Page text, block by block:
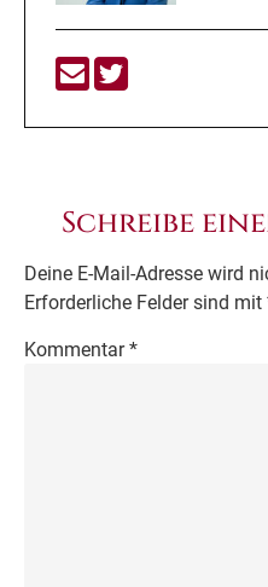
Schreibe
Deine E-Mail-Adresse wird
Erforderliche Felder sind mit
Kommentar*